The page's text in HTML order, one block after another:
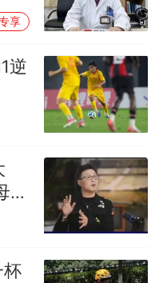
现
享
逆
的
杯